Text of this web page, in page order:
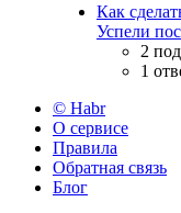
Как
Успели
2
1
© Habr
О сервисе
Правила
Обратная связь
Блог